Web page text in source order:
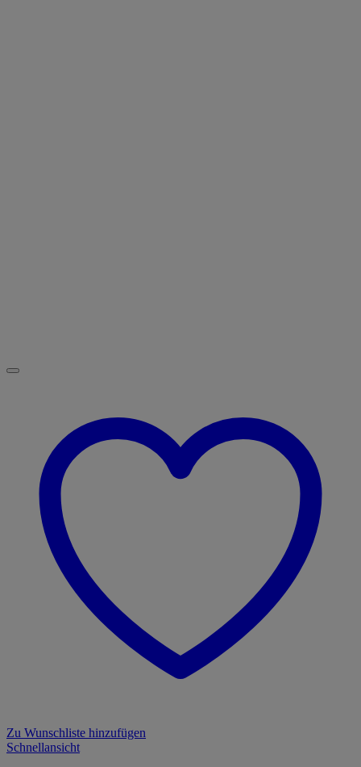
Zu Wunschliste hinzufügen
Schnellansicht